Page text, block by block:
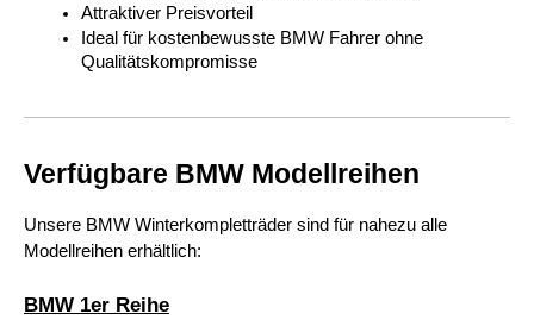
Attraktiver Preisvorteil
Ideal für kostenbewusste BMW Fahrer ohne
Qualitätskompromisse
Verfügbare BMW Modellreihen
Unsere BMW Winterkompletträder sind für nahezu alle
Modellreihen erhältlich:
BMW 1er Reihe